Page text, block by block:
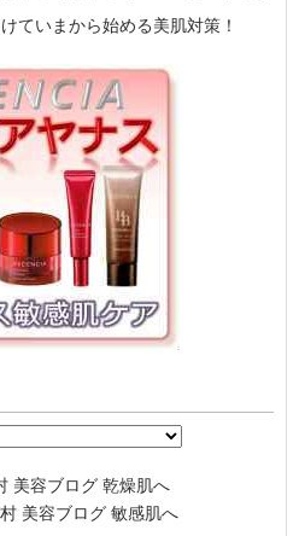
ていまから始める美肌対策！